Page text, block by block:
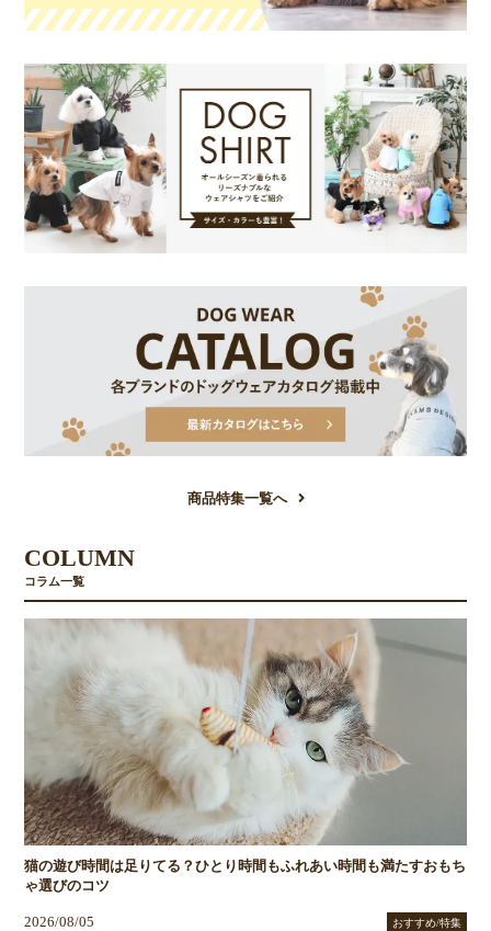
商品特集一覧へ
COLUMN
コラム一覧
猫の遊び時間は足りてる？ひとり時間もふれあい時間も満たすおもち
ゃ選びのコツ
2026/08/05 おすすめ/特集